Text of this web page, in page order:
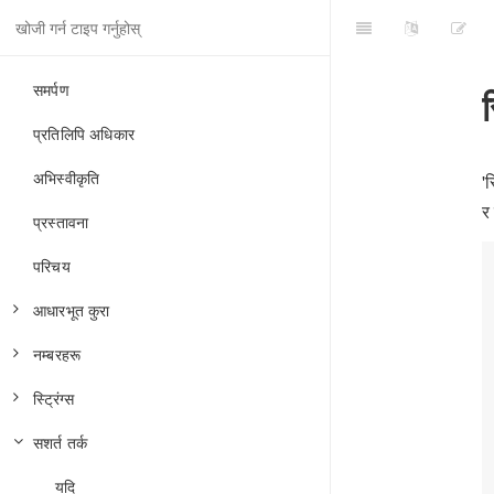
समर्पण
प्रतिलिपि अधिकार
अभिस्वीकृति
प्रस्तावना
परिचय
आधारभूत कुरा
टिप्पणीहरू
चरहरू
प्रकारहरू
समानता
नम्बरहरू
गणित
आधारभूत अपरेटरहरू
उन्नत अपरेटरहरू
स्ट्रिंग्स
सिर्जना
बदल्नुहोस्
सशर्त तर्क
यदि